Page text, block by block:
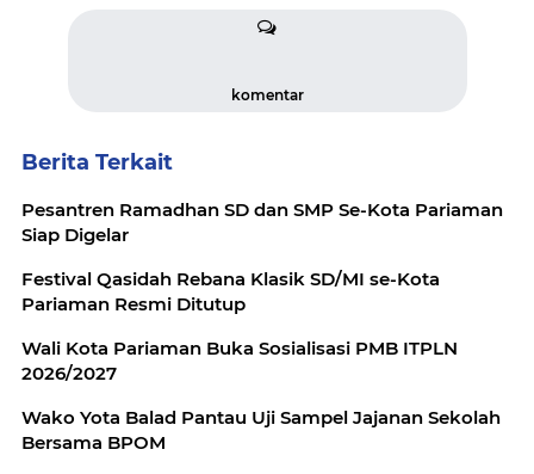
komentar
Berita Terkait
Pesantren Ramadhan SD dan SMP Se-Kota Pariaman
Siap Digelar
Festival Qasidah Rebana Klasik SD/MI se-Kota
Pariaman Resmi Ditutup
Wali Kota Pariaman Buka Sosialisasi PMB ITPLN
2026/2027
Wako Yota Balad Pantau Uji Sampel Jajanan Sekolah
Bersama BPOM